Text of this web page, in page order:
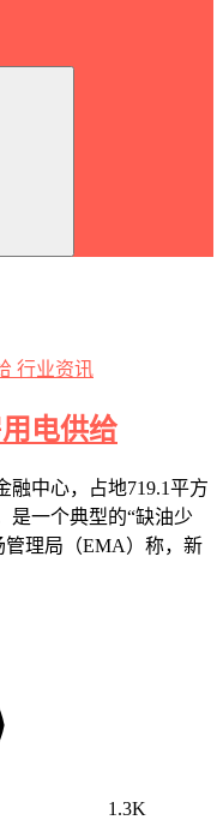
行业资讯
电供给
融中心，占地719.1平方
是一个典型的“缺油少
管理局（EMA）称，新
1.3K